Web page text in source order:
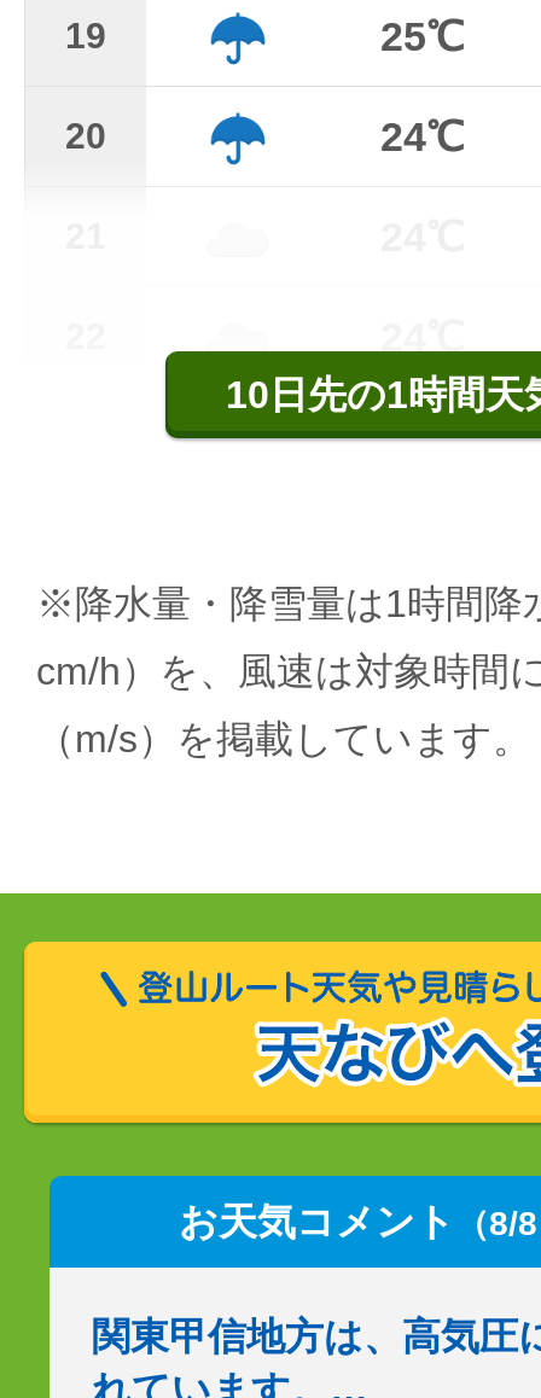
19 25℃
20 24℃
10日先の1時間天
※降水量・降雪量は1時間降
cm/h）を、風速は対象時間
（m/s）を掲載しています。
お天気コメント （8/
関東甲信地方は、高気圧